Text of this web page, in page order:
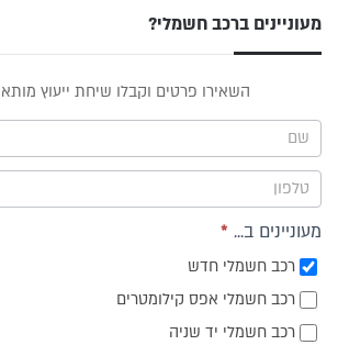
מעוניינים ברכב חשמלי?
תפריט
צד
השאירו פרטים וקבלו שיחת ייעוץ
מעוניינים ב... *
רכב חשמלי חדש
רכב חשמלי אפס קילומטרים
רכב חשמלי יד שניה